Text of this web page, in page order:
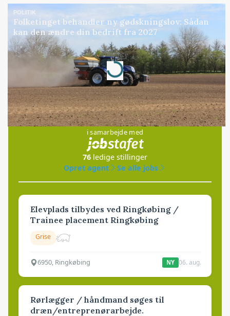
POLITIK
Folketinget behandler ny gødskningslov: Sådan
kan den ændre din bedrift fra 2027
Annonce
Loading...
Jobs
i samarbejde med
76 ledige stillinger
Opret agent
Se alle jobs
Elevplads tilbydes ved Ringkøbing /
Trainee placement Ringkøbing
Grise
6950, Ringkøbing NY 06. aug.
Rørlægger / håndmand søges til
dræn/entreprenørarbejde.